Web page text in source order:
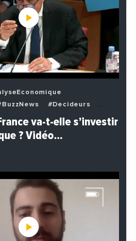
#Decideurs
#Economie
va-t-elle s’investir
? Vidéo…